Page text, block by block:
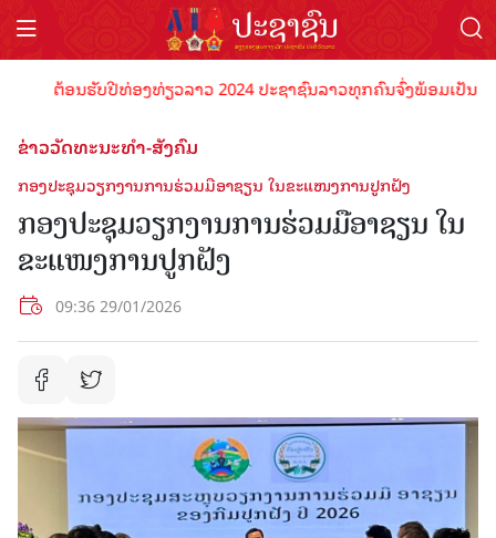
ຕ້ອນຮັບປີທ່ອງທ່ຽວລາວ 2024 ປະຊາຊົນລາວທຸກຄົນຈົ່ງພ້ອມເປັນເຈົ້
ຂ່າວວັດທະນະທຳ-ສັງຄົມ
ກອງປະຊຸມວຽກງານການຮ່ວມມືອາຊຽນ ໃນຂະແໜງການປູກຝັງ
ກອງປະຊຸມວຽກງານການຮ່ວມມືອາຊຽນ ໃນ
ຂະແໜງການປູກຝັງ
09:36 29/01/2026